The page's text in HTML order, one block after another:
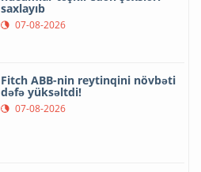
saxlayıb
07-08-2026
Fitch ABB-nin reytinqini növbəti
dəfə yüksəltdi!
07-08-2026